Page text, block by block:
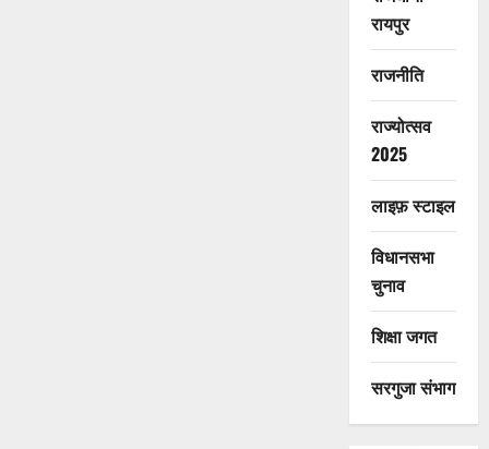
रायपुर
राजनीति
राज्योत्सव
2025
लाइफ़ स्टाइल
विधानसभा
चुनाव
शिक्षा जगत
सरगुजा संभाग